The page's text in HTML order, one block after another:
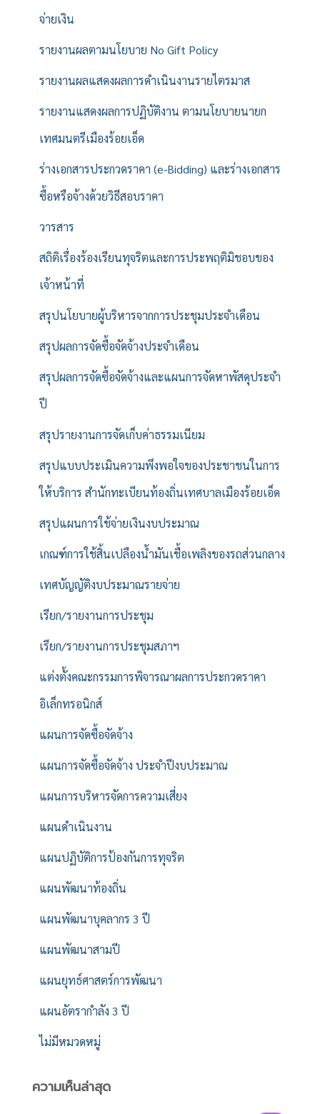
จ่ายเงิน
รายงานผลตามนโยบาย No Gift Policy
รายงานผลแสดงผลการดำเนินงานรายไตรมาส
รายงานแสดงผลการปฏิบัติงาน ตามนโยบายนายก
เทศมนตรีเมืองร้อยเอ็ด
ร่างเอกสารประกวดราคา (e-Bidding) และร่างเอกสาร
ซื้อหรือจ้างด้วยวิธีสอบราคา
วารสาร
สถิติเรื่องร้องเรียนทุจริตและการประพฤติมิชอบของ
เจ้าหน้าที่
สรุปนโยบายผู้บริหารจากการประชุมประจำเดือน
สรุปผลการจัดซื้อจัดจ้างประจำเดือน
สรุปผลการจัดซื้อจัดจ้างและแผนการจัดหาพัสดุประจำ
ปี
สรุปรายงานการจัดเก็บค่าธรรมเนียม
สรุปแบบประเมินความพึงพอใจของประชาชนในการ
ให้บริการ สำนักทะเบียนท้องถิ่นเทศบาลเมืองร้อยเอ็ด
สรุปแผนการใช้จ่ายเงินงบประมาณ
เกณฑ์การใช้สิ้นเปลืองน้ำมันเชื้อเพลิงของรถส่วนกลาง
เทศบัญญัติงบประมาณรายจ่าย
เรียก/รายงานการประชุม
เรียก/รายงานการประชุมสภาฯ
แต่งตั้งคณะกรรมการพิจารณาผลการประกวดราคา
อิเล็กทรอนิกส์
แผนการจัดซื้อจัดจ้าง
แผนการจัดซื้อจัดจ้าง ประจำปีงบประมาณ
แผนการบริหารจัดการความเสี่ยง
แผนดำเนินงาน
แผนปฏิบัติการป้องกันการทุจริต
แผนพัฒนาท้องถิ่น
แผนพัฒนาบุคลากร 3 ปี
แผนพัฒนาสามปี
แผนยุทธ์ศาสตร์การพัฒนา
แผนอัตรากำลัง 3 ปี
ไม่มีหมวดหมู่
ความเห็นล่าสุด